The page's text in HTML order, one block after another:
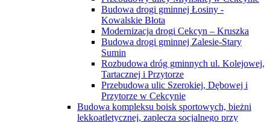
Budowa drogi gminnej Łosiny -
Kowalskie Błota
Modernizacja drogi Cekcyn – Kruszka
Budowa drogi gminnej Zalesie-Stary
Sumin
Rozbudowa dróg gminnych ul. Kolejowej,
Tartacznej i Przytorze
Przebudowa ulic Szerokiej, Dębowej i
Przytorze w Cekcynie
Budowa kompleksu boisk sportowych, bieżni
lekkoatletycznej, zaplecza socjalnego przy